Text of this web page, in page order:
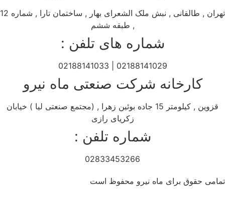
تهران , طالقانی , نبش ملک الشعرای بهار , ساختمان تارا , شماره 12
, طبقه ششم
شماره های تلفن :
02188141029 | 02188141033
کارخانه شرکت صنعتی ماه نیرو
قزوین , کیلومتر 15 جاده بوئین زهرا , (مجتمع صنعتی لیا ) خیابان
زکریای رازی
شماره تلفن :
02833453266
تمامی حقوق برای ماه نیرو محفوظ است